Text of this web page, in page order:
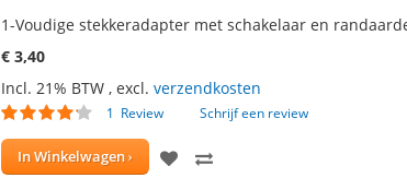
1-Voudige stekkeradapter met schakelaar en
€ 3,40
Incl. 21% BTW , excl. verzendkosten
Waardering:
1 Review Schrijf een review
In Winkelwagen
VOEG